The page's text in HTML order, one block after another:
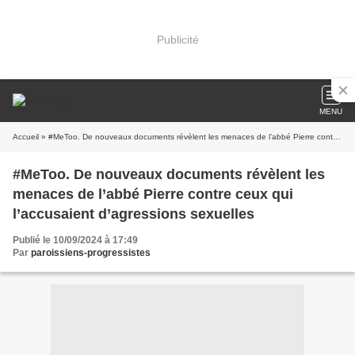
Publicité
MENU
Accueil » #MeToo. De nouveaux documents révèlent les menaces de l’abbé Pierre contre ceux qui l’accusaient d’agressions sexuelles
#MeToo. De nouveaux documents révèlent les
menaces de l’abbé Pierre contre ceux qui
l’accusaient d’agressions sexuelles
Publié le 10/09/2024 à 17:49
Par paroissiens-progressistes